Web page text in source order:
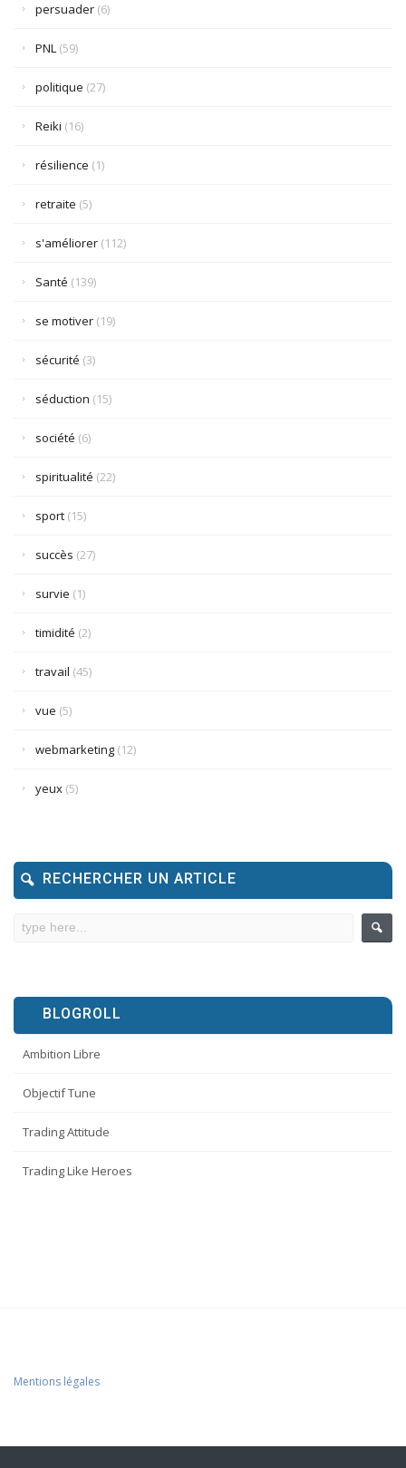
persuader (6)
PNL (59)
politique (27)
Reiki (16)
résilience (1)
retraite (5)
s'améliorer (112)
Santé (139)
se motiver (19)
sécurité (3)
séduction (15)
société (6)
spiritualité (22)
sport (15)
succès (27)
survie (1)
timidité (2)
travail (45)
vue (5)
webmarketing (12)
yeux (5)
RECHERCHER UN ARTICLE
BLOGROLL
Ambition Libre
Objectif Tune
Trading Attitude
Trading Like Heroes
Mentions légales